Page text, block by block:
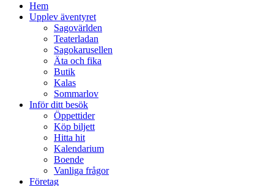
Hem
Upplev äventyret
Sagovärlden
Teaterladan
Sagokarusellen
Äta och fika
Butik
Kalas
Sommarlov
Inför ditt besök
Öppettider
Köp biljett
Hitta hit
Kalendarium
Boende
Vanliga frågor
Företag